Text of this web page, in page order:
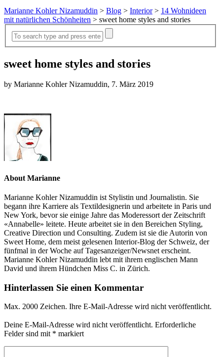
Marianne Kohler Nizamuddin > Blog > Interior> 14 Wohnideen
mit natürlichen Schönheiten > sweet home styles and stories
sweet home styles and stories
by Marianne Kohler Nizamuddin, 7. März 2019
About Marianne
Marianne Kohler Nizamuddin ist Stylistin und Journalistin. Sie
begann ihre Karriere als Textildesignerin und arbeitete in Paris und
New York, bevor sie einige Jahre das Moderessort der Zeitschrift
«Annabelle» leitete. Heute arbeitet sie in den Bereichen Styling,
Creative Direction und Consulting. Zudem ist sie die Autorin von
Sweet Home, dem meist gelesenen Interior-Blog der Schweiz, der
fünfmal in der Woche auf Tagesanzeiger/Newsnet erscheint.
Marianne Kohler Nizamuddin lebt mit ihrem englischen Mann
David und ihrem Hündchen Miss C. in Zürich.
Hinterlassen Sie einen Kommentar
Max. 2000 Zeichen. Ihre E-Mail-Adresse wird nicht veröffentlicht.
Deine E-Mail-Adresse wird nicht veröffentlicht. Erforderliche
Felder sind mit * markiert